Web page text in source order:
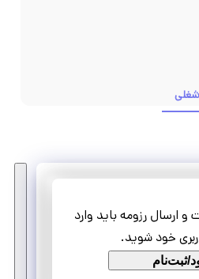
و ارسال رزومه باید وارد
خود شوید.
ثبت‌نام
فروش
استخدام